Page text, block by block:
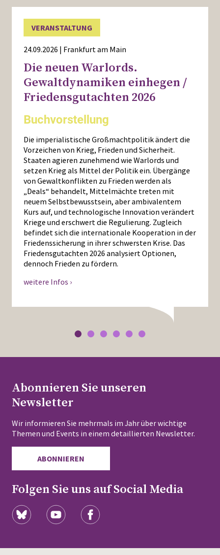
VERANSTALTUNG
24.09.2026 | Frankfurt am Main
Die neuen Warlords.
Gewaltdynamiken einhegen /
Friedensgutachten 2026
Buchvorstellung
Die imperialistische Großmachtpolitik ändert die
Vorzeichen von Krieg, Frieden und Sicherheit.
Staaten agieren zunehmend wie Warlords und
setzen Krieg als Mittel der Politik ein. Übergänge
von Gewaltkonflikten zu Frieden werden als
„Deals“ behandelt, Mittelmächte treten mit
neuem Selbstbewusstsein, aber ambivalentem
Kurs auf, und technologische Innovation verändert
Kriege und erschwert die Regulierung. Zugleich
befindet sich die internationale Kooperation in der
Friedenssicherung in ihrer schwersten Krise. Das
Friedensgutachten 2026 analysiert Optionen,
dennoch Frieden zu fördern.
weitere Infos ›
Abonnieren Sie unseren
Newsletter
Wir informieren Sie mehrmals im Jahr über wichtige
Themen und Events in einem detaillierten Newsletter.
ABONNIEREN
Folgen Sie uns auf Social Media